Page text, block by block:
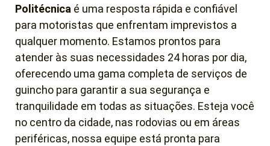
Politécnica é uma resposta rápida e confiável
para motoristas que enfrentam imprevistos a
qualquer momento. Estamos prontos para
atender às suas necessidades 24 horas por dia,
oferecendo uma gama completa de serviços de
guincho para garantir a sua segurança e
tranquilidade em todas as situações. Esteja você
no centro da cidade, nas rodovias ou em áreas
periféricas, nossa equipe está pronta para